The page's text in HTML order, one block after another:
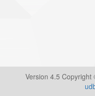
Version 4.5